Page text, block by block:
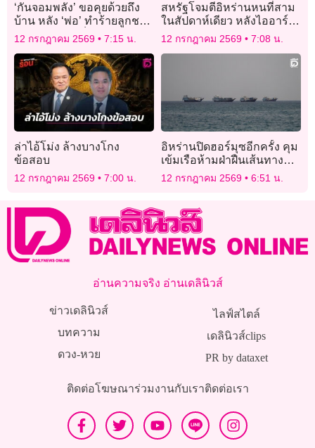
‘กันจอมพลัง’ ขอคุยด้วยถึง
บ้าน หลัง ‘พ่อ’ ทำร้ายลูกชาย
วัย 7 ขวบ จนเด็กร้องขอชีวิต
แต่ยังไม่หยุด
12 กรกฎาคม 2569 7:15 น.
สหรัฐโจมตีอิหร่านหนที่สาม
ในสัปดาห์เดียว หลังไออาร์จี
ซีโจมตีเรือสินค้าไซปรัส
12 กรกฎาคม 2569 7:08 น.
ล่าไอ้โม่ง ล้างบางโกง
ข้อสอบ
12 กรกฎาคม 2569 7:00 น.
อิหร่านปิดฮอร์มุซอีกครั้ง คุม
เข้มเรือห้ามฝ่าฝืนเส้นทาง
พร้อมขู่โจมตีฐานศัตรู
12 กรกฎาคม 2569 6:51 น.
อ่านความจริง อ่านเดลินิวส์
ข่าวเดลินิวส์
บทความ
ดวง-หวย
ไลฟ์สไตล์
เดลินิวส์clips
PR by dataxet
ติดต่อโฆษณาร่วมงานกับเราติดต่อเรา